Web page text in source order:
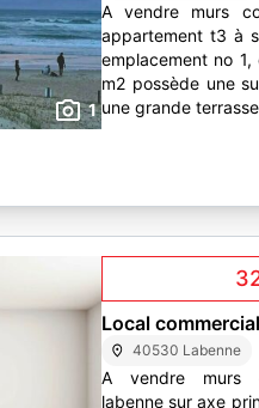
1
A vendre murs
appartement t3 à seignosse
emplacement no
m2 possède une
une grande
Local
40530 Labenne
A vendre murs
labenne sur axe